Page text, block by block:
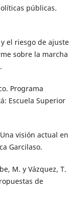
públicas.
el riesgo de ajuste
sobre la marcha
Programa
Escuela Superior
visión actual en
Garcilaso.
M. y Vázquez, T.
de